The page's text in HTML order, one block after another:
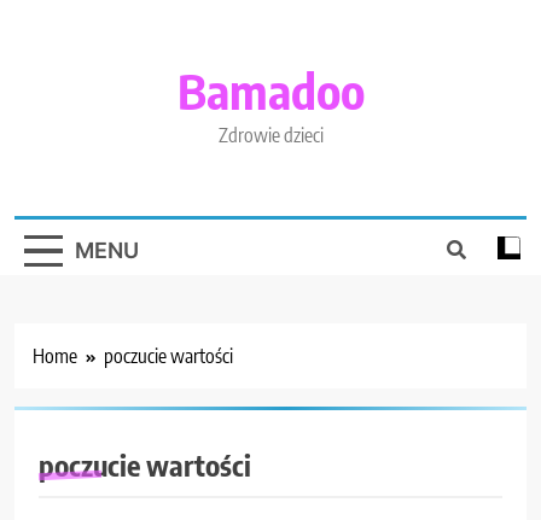
Bamadoo
Zdrowie dzieci
MENU
Home poczucie wartości
poczucie wartości